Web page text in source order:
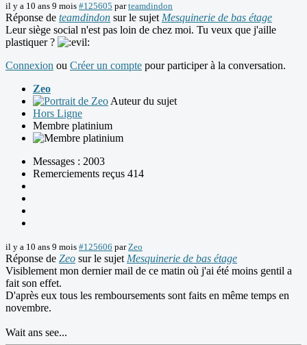
il y a 10 ans 9 mois #125605 parteamdindon
Réponse de teamdindon sur le sujet Mesquinerie de bas étage
Leur siège social n'est pas loin de chez moi. Tu veux que j'aille
plastiquer ?
Connexion ou Créer un compte pour participer à la conversation.
Zeo
Auteur du sujet
Hors Ligne
Membre platinium
Messages : 2003
Remerciements reçus 414
il y a 10 ans 9 mois #125606 parZeo
Réponse de Zeo sur le sujet Mesquinerie de bas étage
Visiblement mon dernier mail de ce matin où j'ai été moins gentil a
fait son effet.
D'après eux tous les remboursements sont faits en même temps en
novembre.
Wait ans see...